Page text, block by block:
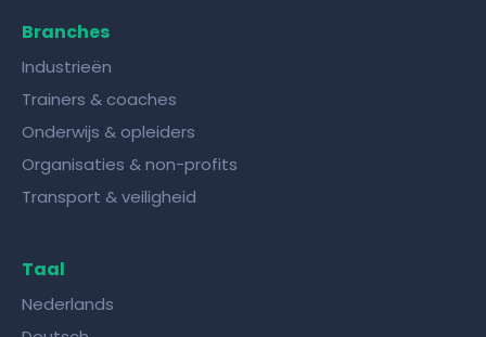
Branches
Industrieën
Trainers & coaches
Onderwijs & opleiders
Organisaties & non-profits
Transport & veiligheid
Taal
Nederlands